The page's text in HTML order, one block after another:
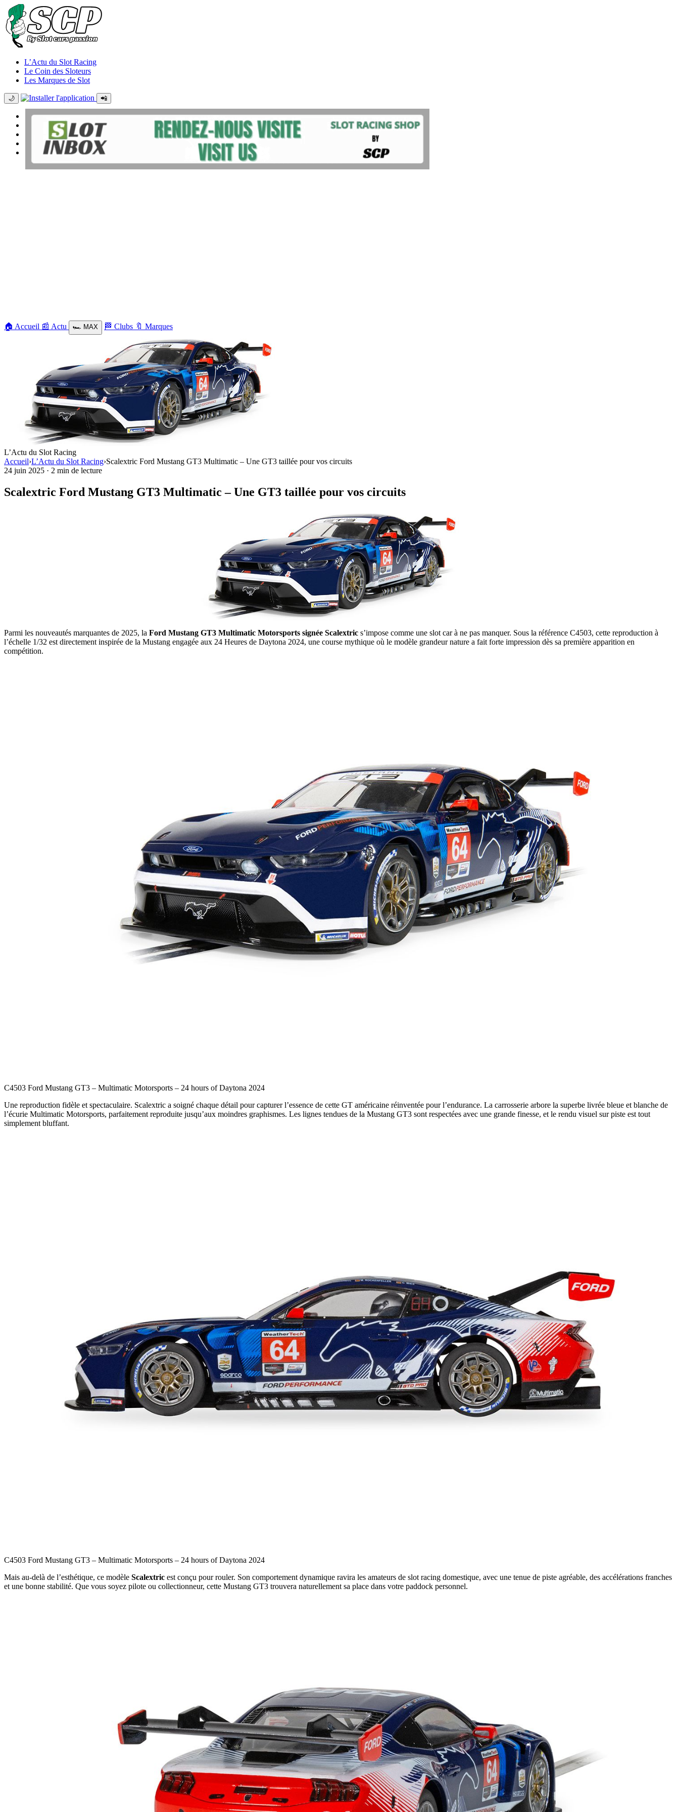
L’Actu du Slot Racing
Le Coin des Sloteurs
Les Marques de Slot
🌙 📲
🏠 Accueil 📰 Actu 🏎️ MAX 🏁 Clubs 🔖 Marques
L’Actu du Slot Racing
Accueil›L’Actu du Slot Racing›Scalextric Ford Mustang GT3 Multimatic – Une GT3 taillée pour vos circuits
24 juin 2025 · 2 min de lecture
Scalextric Ford Mustang GT3 Multimatic – Une GT3 taillée pour vos circuits
Parmi les nouveautés marquantes de 2025, la Ford Mustang GT3 Multimatic Motorsports signée Scalextric s’impose comme une slot car à ne pas manquer. Sous la référence C4503, cette reproduction à
l’échelle 1/32 est directement inspirée de la Mustang engagée aux 24 Heures de Daytona 2024, une course mythique où le modèle grandeur nature a fait forte impression dès sa première apparition en
compétition.
C4503 Ford Mustang GT3 – Multimatic Motorsports – 24 hours of Daytona 2024
Une reproduction fidèle et spectaculaire. Scalextric a soigné chaque détail pour capturer l’essence de cette GT américaine réinventée pour l’endurance. La carrosserie arbore la superbe livrée bleue et blanche de
l’écurie Multimatic Motorsports, parfaitement reproduite jusqu’aux moindres graphismes. Les lignes tendues de la Mustang GT3 sont respectées avec une grande finesse, et le rendu visuel sur piste est tout
simplement bluffant.
C4503 Ford Mustang GT3 – Multimatic Motorsports – 24 hours of Daytona 2024
Mais au-delà de l’esthétique, ce modèle Scalextric est conçu pour rouler. Son comportement dynamique ravira les amateurs de slot racing domestique, avec une tenue de piste agréable, des accélérations franches
et une bonne stabilité. Que vous soyez pilote ou collectionneur, cette Mustang GT3 trouvera naturellement sa place dans votre paddock personnel.